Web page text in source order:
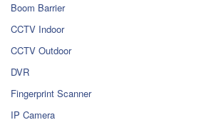
Boom Barrier
CCTV Indoor
CCTV Outdoor
DVR
Fingerprint Scanner
IP Camera